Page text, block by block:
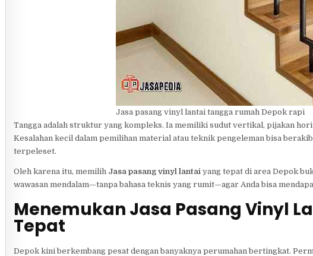
Jasa pasang vinyl lantai tangga rumah Depok rapi
Tangga adalah struktur yang kompleks. Ia memiliki sudut vertikal, pijakan
Kesalahan kecil dalam pemilihan material atau teknik pengeleman bisa
terpeleset.
Oleh karena itu, memilih Jasa pasang vinyl lantaiyang tepat di area Depok
wawasan mendalam—tanpa bahasa teknis yang rumit—agar Anda bisa
Menemukan Jasa Pasang Vinyl
Tepat
Depok kini berkembang pesat dengan banyaknya perumahan bertingkat.